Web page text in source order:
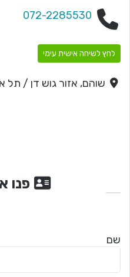
072-2285530
לחץ לשיחה אישית עימי
שוהם, אזור גוש דן / תל
פנו
שם